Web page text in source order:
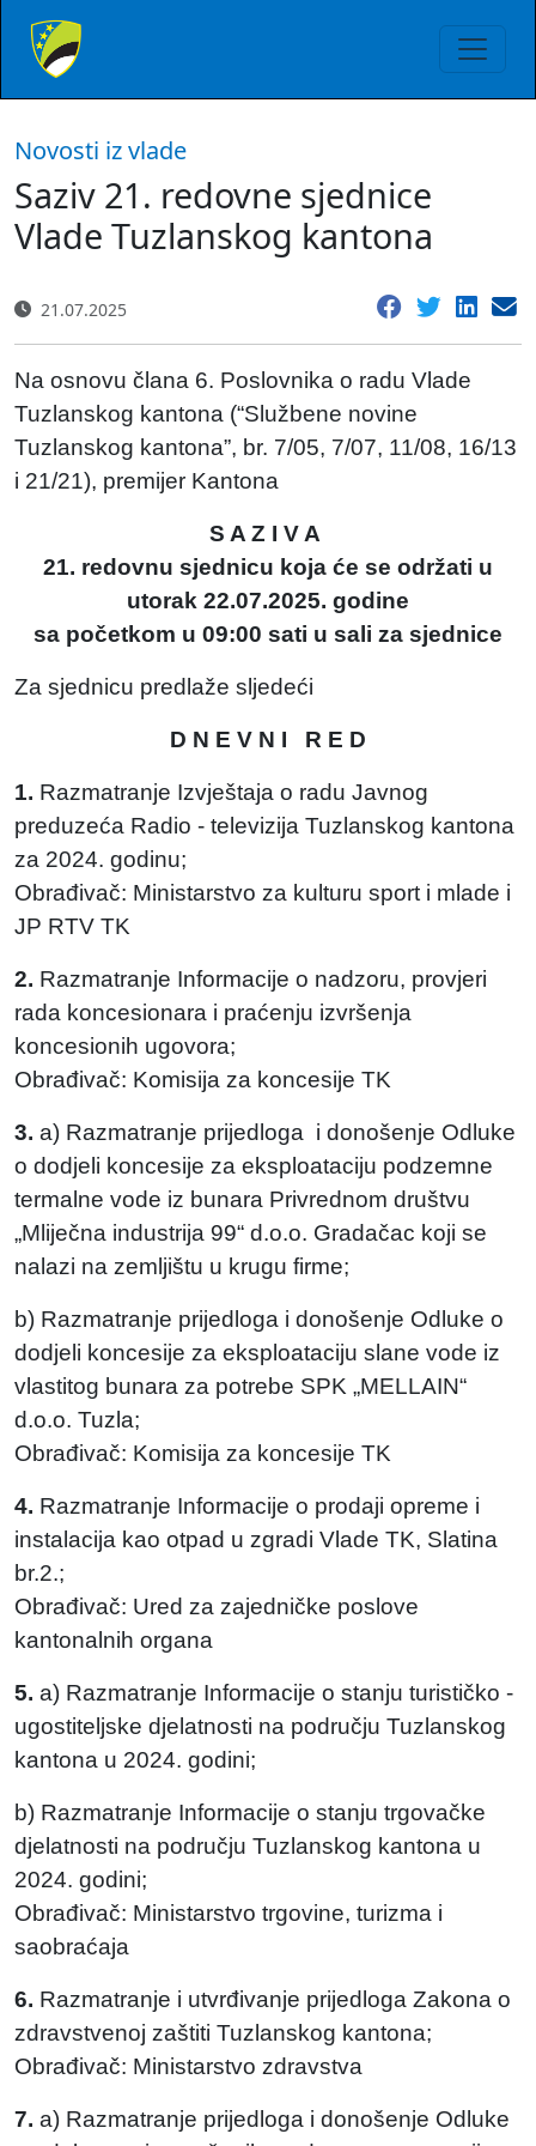
Novosti iz vlade
Saziv 21. redovne sjednice
Vlade Tuzlanskog kantona
21.07.2025
Na osnovu člana 6. Poslovnika o radu Vlade
Tuzlanskog kantona (“Službene novine
Tuzlanskog kantona”, br. 7/05, 7/07, 11/08, 16/13
i 21/21), premijer Kantona
S A Z I V A
21. redovnu sjednicu koja će se održati u
utorak 22.07.2025. godine
sa početkom u 09:00 sati u sali za sjednice
Za sjednicu predlaže sljedeći
D N E V N I R E D
1. Razmatranje Izvještaja o radu Javnog
preduzeća Radio - televizija Tuzlanskog kantona
za 2024. godinu;
Obrađivač: Ministarstvo za kulturu sport i mlade i
JP RTV TK
2. Razmatranje Informacije o nadzoru, provjeri
rada koncesionara i praćenju izvršenja
koncesionih ugovora;
Obrađivač: Komisija za koncesije TK
3. a) Razmatranje prijedloga i donošenje Odluke
o dodjeli koncesije za eksploataciju podzemne
termalne vode iz bunara Privrednom društvu
„Mliječna industrija 99“ d.o.o. Gradačac koji se
nalazi na zemljištu u krugu firme;
b) Razmatranje prijedloga i donošenje Odluke o
dodjeli koncesije za eksploataciju slane vode iz
vlastitog bunara za potrebe SPK „MELLAIN“
d.o.o. Tuzla;
Obrađivač: Komisija za koncesije TK
4. Razmatranje Informacije o prodaji opreme i
instalacija kao otpad u zgradi Vlade TK, Slatina
br.2.;
Obrađivač: Ured za zajedničke poslove
kantonalnih organa
5. a) Razmatranje Informacije o stanju turističko -
ugostiteljske djelatnosti na području Tuzlanskog
kantona u 2024. godini;
b) Razmatranje Informacije o stanju trgovačke
djelatnosti na području Tuzlanskog kantona u
2024. godini;
Obrađivač: Ministarstvo trgovine, turizma i
saobraćaja
6. Razmatranje i utvrđivanje prijedloga Zakona o
zdravstvenoj zaštiti Tuzlanskog kantona;
Obrađivač: Ministarstvo zdravstva
7. a) Razmatranje prijedloga i donošenje Odluke